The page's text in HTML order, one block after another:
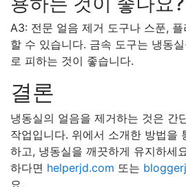
A3: 전문 얼음 제거 도구나 스푼,
할 수 있습니다. 금속 도구는 냉동
로 피하는 것이 좋습니다.
결론
냉동실의 얼음을 제거하는 것은 간
작업입니다. 위에서 소개한 방법을
하고, 냉동실을 깨끗하게 유지하세
하다면 helperjd.com 또는
요.